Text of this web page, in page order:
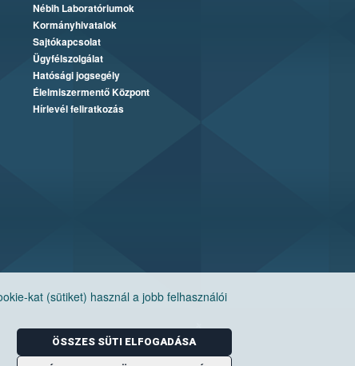
kat (sütiket) használ a jobb felhasználói
ÖSSZES SÜTI ELFOGADÁSA
Nébih Laboratóriumok
Kormányhivatalok
Sajtókapcsolat
Ügyfélszolgálat
Hatósági jogsegély
Élelmiszermentő Központ
Hírlevél feliratkozás